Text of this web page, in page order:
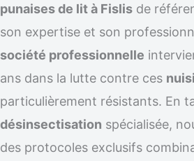
punaises de lit à Fislis de
son expertise et son
société professionnelle
ans dans la lutte contre ces
particulièrement résistants. En
désinsectisation spécialisée,
des protocoles exclusifs